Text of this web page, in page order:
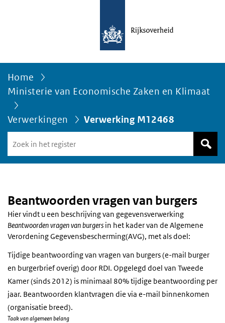
Home
Ministerie van Economische Zaken en Klimaat
Verwerkingen Verwerking M12468
in
het
Beantwoorden vragen van burgers
Hier vindt u een beschrijving van gegevensverwerking
Beantwoorden vragen van burgers in het kader van de Algemene
Verordening Gegevensbescherming(AVG), met als doel:
Tijdige beantwoording van vragen van burgers (e-mail burger
en burgerbrief overig) door RDI. Opgelegd doel van Tweede
Kamer (sinds 2012) is minimaal 80% tijdige beantwoording per
jaar. Beantwoorden klantvragen die via e-mail binnenkomen
(organisatie breed).
Taak van algemeen belang